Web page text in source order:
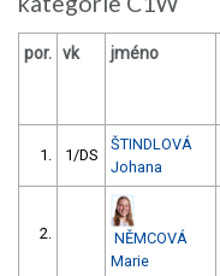
por. vk jméno
1. 1/DS
ŠTINDLOVÁ
Johana
2.
NĚMCOVÁ
Marie